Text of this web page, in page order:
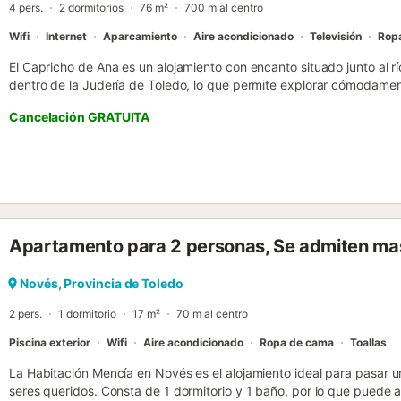
4 pers. 2 dormitorios 76 m² 700 m al centro
Wifi Internet Aparcamiento Aire acondicionado Televisión
El Capricho de Ana es un alojamiento con encanto situado junto al
dentro de la Judería de Toledo, lo que permite explorar
Martín, desde donde se disfrutan unas vistas espectaculares del
Puerta de Cambrón y el Monasterio de San Juan de los Reyes. En
Plaza de Zocodover, el punto de partida perfecto para recorrer
habitación con cama de matrimonio y baño privado, otra
totalmente equipado para ofrecer una estancia cómoda y relajante.
gratuito y está incluido en el precio. Además, cuenta con plaza de
Cancelación GRATUITA
Apartamento para 2 personas, Se admiten
Novés, Provincia de Toledo
2 pers. 1 dormitorio 17 m² 70 m al centro
Piscina exterior Wifi Aire acondicionado Ropa de cama Toallas
La Habitación Mencía en Novés es el alojamiento ideal para pasar
seres queridos. Consta de 1 dormitorio y 1 baño, por lo que puede